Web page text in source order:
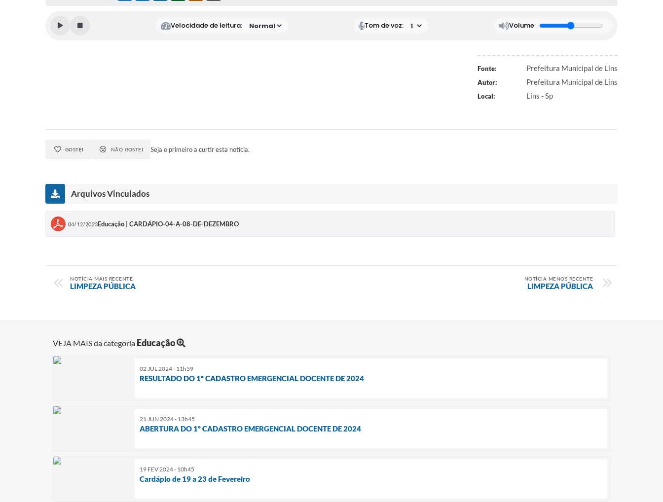
Velocidade de leitura: Tom de voz: Volume
Fonte: Prefeitura Municipal de Lins
Autor: Prefeitura Municipal de Lins
Local: Lins - Sp
GOSTEI NÃO GOSTEI Seja o primeiro a curtir esta notícia.
Arquivos Vinculados
04/12/2023Educação | CARDÁPIO-04-A-08-DE-DEZEMBRO
NOTÍCIA MAIS RECENTE
LIMPEZA PÚBLICA
NOTÍCIA MENOS RECENTE
LIMPEZA PÚBLICA
VEJA MAIS da categoria Educação
02 JUL 2024 - 11h59
RESULTADO DO 1º CADASTRO EMERGENCIAL DOCENTE DE 2024
21 JUN 2024 - 13h45
ABERTURA DO 1º CADASTRO EMERGENCIAL DOCENTE DE 2024
19 FEV 2024 - 10h45
Cardápio de 19 a 23 de Fevereiro